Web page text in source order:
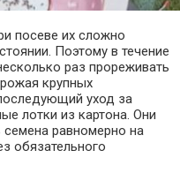
посеве их сложно
Поэтому в течение
раз прореживать
крупных
уход за
лотки из картона. Они
равномерно на
обязательного